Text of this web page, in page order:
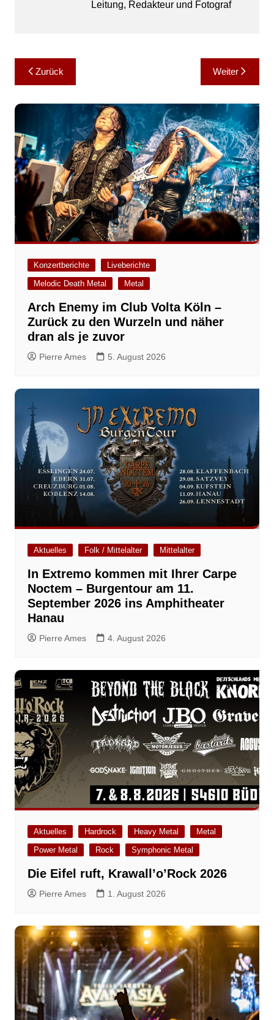
Leitung, Redakteur und Fotograf
Beitragsnavigation
Zurück Weiter
Konzertberichte
Liveberichte
Melodic Death Metal
Metal
Arch Enemy im Club Volta Köln –
Zurück zu den Wurzeln und näher
dran als je zuvor
Pierre Ames 5. August 2026
Aktuelles Folk / Mittelalter Mittelalter
In Extremo kommen mit Ihrer Carpe
Noctem – Burgentour am 11.
September 2026 ins Amphitheater
Hanau
Pierre Ames 4. August 2026
Aktuelles Hardrock Heavy Metal
Metal
Power Metal
Rock Symphonic Metal
Die Eifel ruft, Krawall’o’Rock 2026
Pierre Ames 1. August 2026